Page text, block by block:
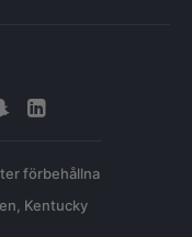
förbehållna